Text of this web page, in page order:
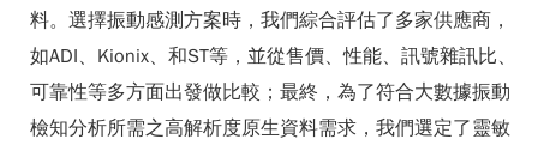
料。選擇振動感測方案時，我們綜合評估了多家供應商，
如ADI、Kionix、和ST等，並從售價、性能、訊號雜訊比、
可靠性等多方面出發做比較；最終，為了符合大數據振動
檢知分析所需之高解析度原生資料需求，我們選定了靈敏